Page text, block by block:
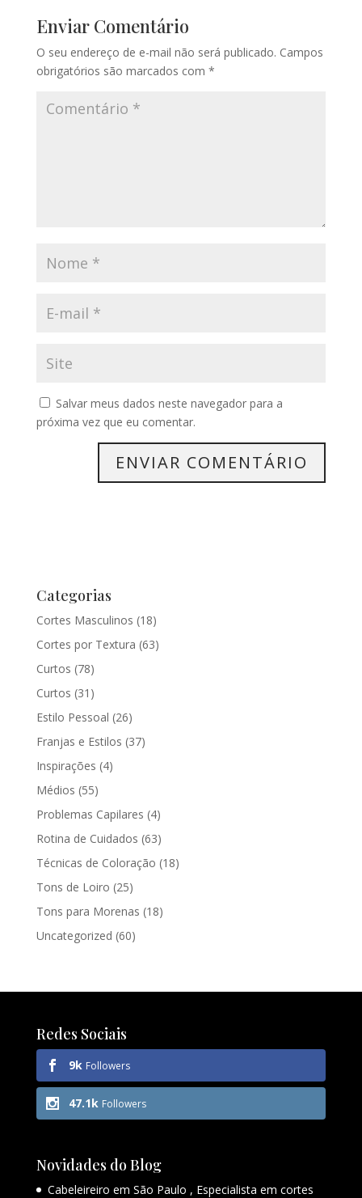
Enviar Comentário
O seu endereço de e-mail não será publicado. Campos
obrigatórios são marcados com *
Salvar meus dados neste navegador para a
próxima vez que eu comentar.
Categorias
Cortes Masculinos (18)
Cortes por Textura (63)
Curtos (78)
Curtos (31)
Estilo Pessoal (26)
Franjas e Estilos (37)
Inspirações (4)
Médios (55)
Problemas Capilares (4)
Rotina de Cuidados (63)
Técnicas de Coloração (18)
Tons de Loiro (25)
Tons para Morenas (18)
Uncategorized (60)
Redes Sociais
9k Followers
47.1k Followers
Novidades do Blog
Cabeleireiro em São Paulo , Especialista em cortes